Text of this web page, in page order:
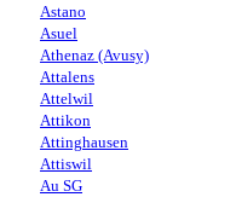
Astano
Asuel
Athenaz (Avusy)
Attalens
Attelwil
Attikon
Attinghausen
Attiswil
Au SG